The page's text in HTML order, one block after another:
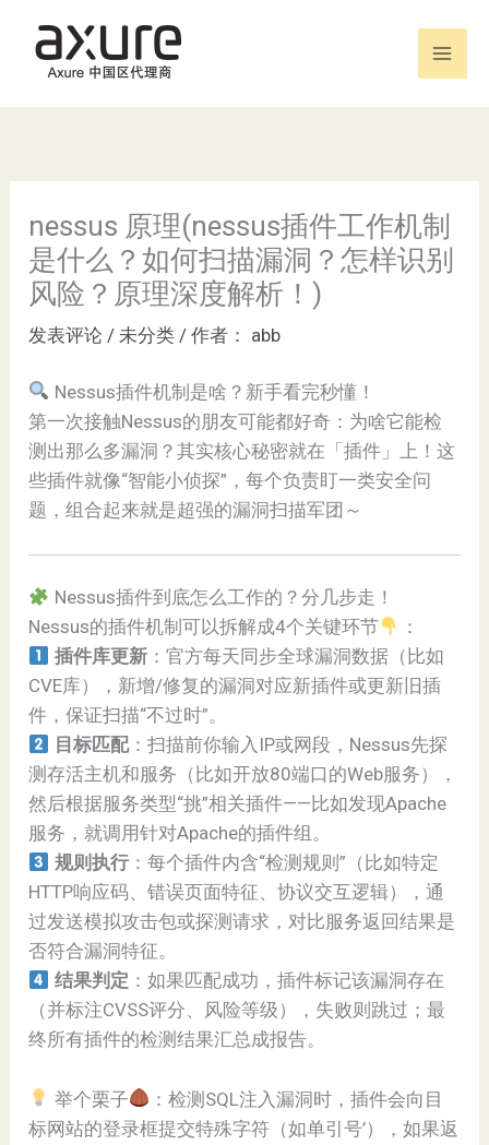
容
nessus 原理(nessus插件工作机制
是什么？如何扫描漏洞？怎样识别
风险？原理深度解析！)
发表评论 / 未分类 / 作者： abb
Nessus插件机制是啥？新手看完秒懂！
第一次接触Nessus的朋友可能都好奇：为啥它能检
测出那么多漏洞？其实核心秘密就在「插件」上！这
些插件就像“智能小侦探”，每个负责盯一类安全问
题，组合起来就是超强的漏洞扫描军团～
Nessus插件到底怎么工作的？分几步走！
Nessus的插件机制可以拆解成4个关键环节
：
插件库更新：官方每天同步全球漏洞数据（比如
CVE库），新增/修复的漏洞对应新插件或更新旧插
件，保证扫描“不过时”。
目标匹配：扫描前你输入IP或网段，Nessus先探
测存活主机和服务（比如开放80端口的Web服务），
然后根据服务类型“挑”相关插件——比如发现Apache
服务，就调用针对Apache的插件组。
规则执行：每个插件内含“检测规则”（比如特定
HTTP响应码、错误页面特征、协议交互逻辑），通
过发送模拟攻击包或探测请求，对比服务返回结果是
否符合漏洞特征。
结果判定 ：如果匹配成功，插件标记该漏洞存在
（并标注CVSS评分、风险等级），失败则跳过；最
终所有插件的检测结果汇总成报告。
举个栗子
：检测SQL注入漏洞时，插件会向目
标网站的登录框提交特殊字符（如单引号’），如果返